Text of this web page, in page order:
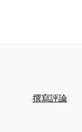
撰寫評論